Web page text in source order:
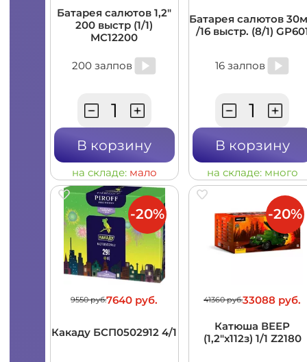
Батарея салютов 1,2"
200 выстр (1/1)
MC12200
200 залпов
В корзину
на складе: мало
Батарея салютов
/16 выстр. (8/1)
16 залпов
В корзину
на складе: много
9550 руб.7640 руб.
Какаду БСП0502912 4/1
-20%
41360 руб.33088 руб.
Катюша ВЕЕР
(1,2"х112з) 1/1 Z2180
-20%